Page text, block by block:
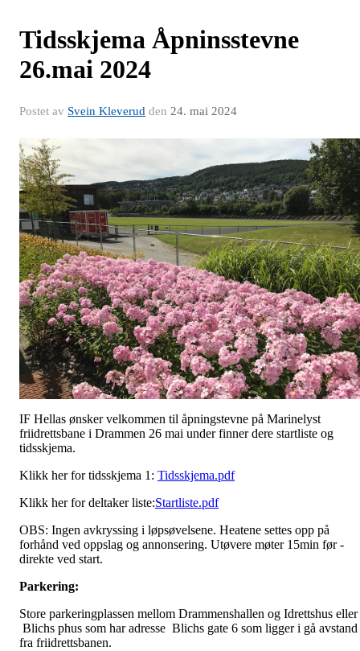
Tidsskjema Åpninsstevne
26.mai 2024
Postet av Svein Kleverud den 24. mai 2024
IF Hellas ønsker velkommen til åpningstevne på Marinelyst
friidrettsbane i Drammen 26 mai under finner dere startliste og
tidsskjema.
Klikk her for tidsskjema 1: Tidsskjema.pdf
Klikk her for deltaker liste:Startliste.pdf
OBS: Ingen avkryssing i løpsøvelsene. Heatene settes opp på
forhånd ved oppslag og annonsering. Utøvere møter 15min før -
direkte ved start.
Parkering:
Store parkeringplassen mellom Drammenshallen og Idrettshus
Blichs phus som har adresse Blichs gate 6 som ligger i gå avstand
fra friidrettsbanen.